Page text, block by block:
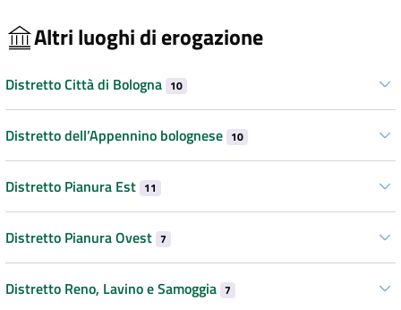
Altri luoghi di erogazione
Distretto Città di Bologna 10
Distretto dell’Appennino bolognese 10
Distretto Pianura Est 11
Distretto Pianura Ovest 7
Distretto Reno, Lavino e Samoggia 7